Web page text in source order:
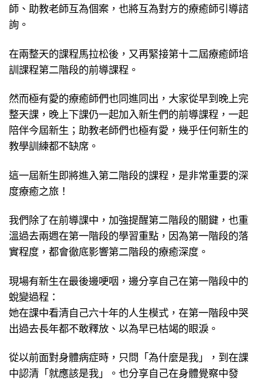
師、助教老師互為個案，也將互為對方的療癒師引導諮
詢。
在兩整天的課程馬拉松後，又再緊接第十二屆療癒師培
訓課程第二階段的前導課程。
然而極有愛的療癒師們也同進同出，大家從早到晚上完
整天課，晚上下課仍一起加入新生們的前導課程，一起
陪伴今屆新生；助教老師們也極有愛，幾乎任何新生的
教學訓練都不缺席。
這一屆新生即將進入第二階段的課程，是非常重要的深
度療癒之旅！
我們除了在前導課中，加強提醒第二階段的關鍵，也重
溫過去兩週在第一階段的學習重點，因為第一階段的落
實程度，都會徹底影響第二階段的療癒深度。
現場有新生在最後邊哽咽，邊分享自己在第一階段中的
蛻變過程：
她在課中看清自己六十年的人生模式，在第一階段中哭
出過去長年都不敢釋放、以為早已枯竭的眼淚。
從以前面對身體病症時，只問「為什麼是我」，到在課
中認清「就應該是我」。也分享自己在身體覺察中發